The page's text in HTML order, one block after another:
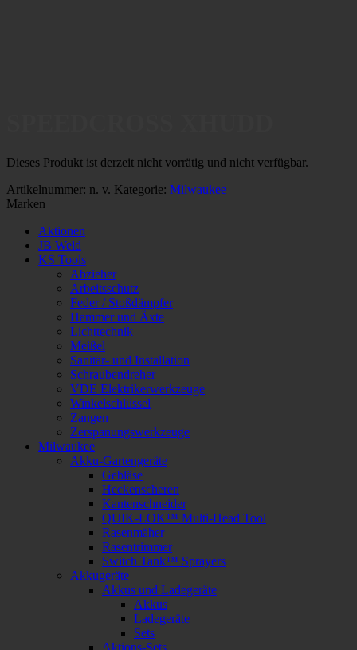
Dieses Produkt ist derzeit nicht vorrätig und nicht verfügbar.
Artikelnummer: n. v. Kategorie: Milwaukee
Marken
Aktionen
JB Weld
KS Tools
Abzieher
Arbeitsschutz
Feder / Stoßdämpfer
Hammer und Äxte
Lichttechnik
Meißel
Sanitär- und Installation
Schraubendreher
VDE Elektrikerwerkzeuge
Winkelschlüssel
Zangen
Zerspanungswerkzeuge
Milwaukee
Akku-Gartengeräte
Gebläse
Heckenscheren
Kantenschneider
QUIK-LOK™ Multi-Head Tool
Rasenmäher
Rasentrimmer
Switch Tank™ Sprayers
Akkugeräte
Akkus und Ladegeräte
Akkus
Ladegeräte
Sets
Aktions-Sets